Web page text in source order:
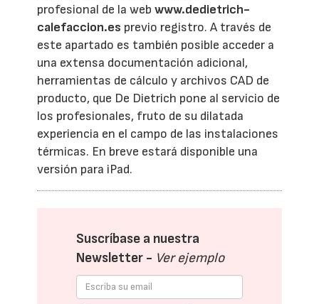
profesional de la webwww.dedietrich-
calefaccion.es previo registro. A través de
este apartado es también posible acceder a
una extensa documentación adicional,
herramientas de cálculo y archivos CAD de
producto, que De Dietrich pone al servicio de
los profesionales, fruto de su dilatada
experiencia en el campo de las instalaciones
térmicas. En breve estará disponible una
versión para iPad.
Suscríbase a nuestra
Newsletter - Ver ejemplo